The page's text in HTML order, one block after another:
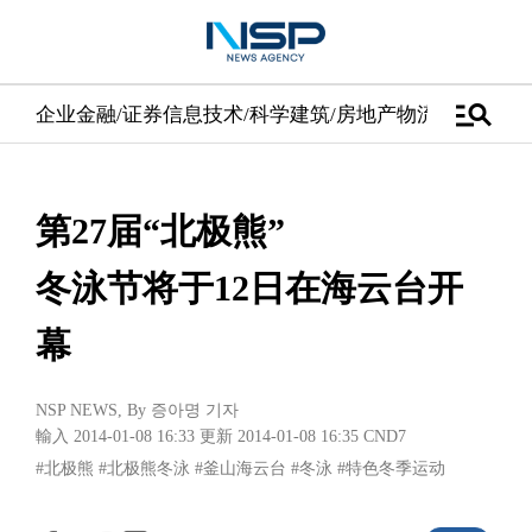
企业金融/证券信息技术/科学建筑/房地产物流/配送汽车
manage_search
第27届“北极熊”
冬泳节将于12日在海云台开
幕
NSP NEWS, By 증아명 기자
輸入 2014-01-08 16:33 更新 2014-01-08 16:35 CND7
#北极熊 #北极熊冬泳 #釜山海云台 #冬泳 #特色冬季运动